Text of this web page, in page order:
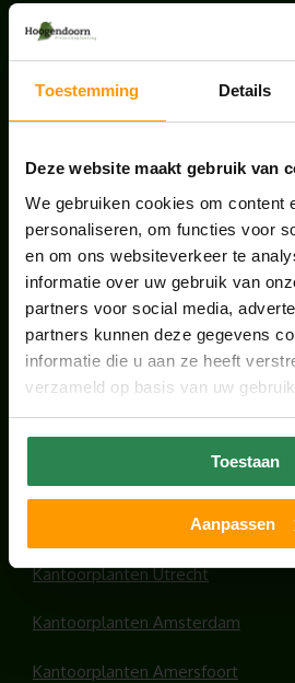
Toestemming Details
Deze website maakt gebruik van
We gebruiken cookies om content
personaliseren, om functies voor
en om ons websiteverkeer te
informatie over uw gebruik van
partners voor social media,
partners kunnen deze gegevens
informatie die u aan ze heeft
verzameld op basis van uw
Toestaan
Aanpassen
BLOG: LUIS IN
PAKKEN WE HET AAN
UNION HOUSE
juli 28, 2026
ONS TEAM GROEIT
juni 17, 2026
Kantoorplanten Utrecht
Kantoorplanten Amsterdam
Kantoorplanten Amersfoort